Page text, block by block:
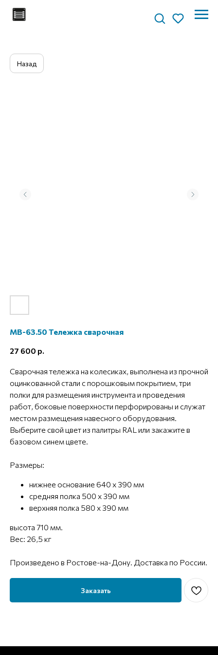
Назад
МВ-63.50 Тележка сварочная
27 600 р.
Сварочная тележка на колесиках, выполнена из прочной
оцинкованной стали с порошковым покрытием, три
полки для размещения инструмента и проведения
работ, боковые поверхности перфорированы и служат
местом размещения навесного оборудования.
Выберите свой цвет из палитры RAL или закажите в
базовом синем цвете.
Размеры:
нижнее основание 640 х 390 мм
средняя полка 500 х 390 мм
верхняя полка 580 х 390 мм
высота 710 мм.
Вес: 26,5 кг
Произведено в Ростове-на-Дону. Доставка по России.
Заказать